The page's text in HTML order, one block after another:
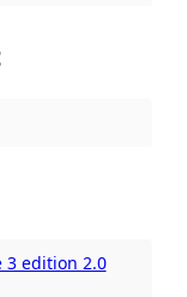
3 edition 2.0